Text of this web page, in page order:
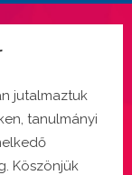
jutalmaztuk
tanulmányi
Köszönjük